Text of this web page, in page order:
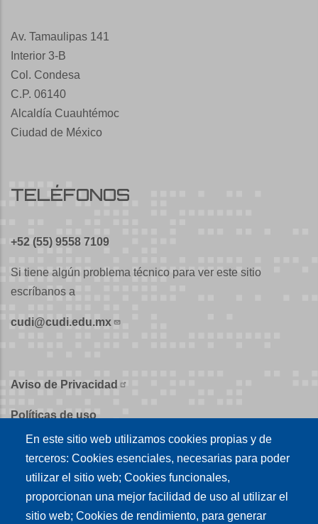
En este sitio web utilizamos cookies propias y de
terceros: Cookies esenciales, necesarias para poder
utilizar el sitio web; Cookies funcionales,
proporcionan una mejor facilidad de uso al utilizar el
sitio web; Cookies de rendimiento, para generar
Av. Tamaulipas 141
Interior 3-B
Col. Condesa
C.P. 06140
Alcaldía Cuauhtémoc
Ciudad de México
TELÉFONOS
+52 (55) 9558 7109
Si tiene algún problema técnico para ver este sitio
escríbanos a
cudi@cudi.edu.mx
Aviso de Privacidad
Políticas de uso
Políticas de publicación
Créditos
Tu conexión es